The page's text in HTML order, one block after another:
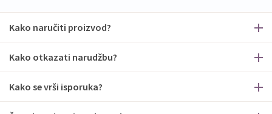
Kako naručiti proizvod?
Kako otkazati narudžbu?
Kako se vrši isporuka?